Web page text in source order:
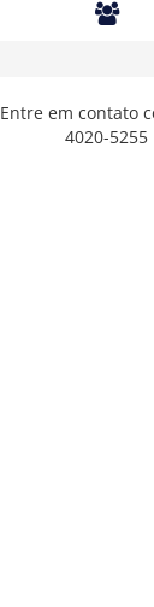
Entre em contato
4020-5255